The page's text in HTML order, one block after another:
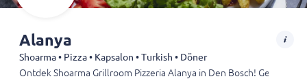
Alanya
Shoarma • Pizza • Kapsalon • Turkish • Döner
Ontdek Shoarma Grillroom Pizzeria Alanya in Den Bosch! Geniet